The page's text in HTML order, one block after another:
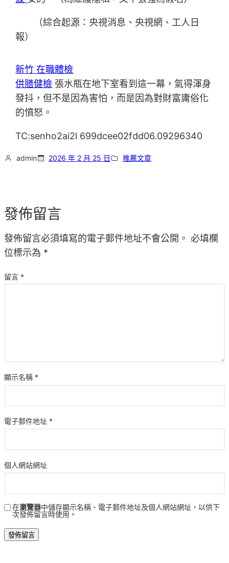
（綜合起源：央視消息、央視網、工人日
報）
新竹 在職體檢
供膳健檢 張水瓶在地下室看到這一幕，氣得渾身
發抖，但不是因為害怕，而是因為對財富庸俗化
的憤怒。
TC:senho2ai2l 699dcee02fdd06.09296340
admin 2026 年 2 月 25 日 推薦文章
發佈留言
發佈留言必須填寫的電子郵件地址不會公開。 必填欄
位標示為 *
留言 *
顯示名稱 *
電子郵件地址 *
個人網站網址
在瀏覽器中儲存顯示名稱、電子郵件地址及個人網站網址，以供下
次發佈留言時使用。